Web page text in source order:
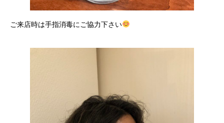
ご来店時は手指消毒にご協力下さい